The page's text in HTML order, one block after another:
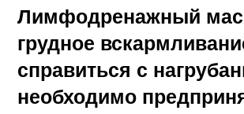
Лимфодренажный
грудное
справиться с
необходимо